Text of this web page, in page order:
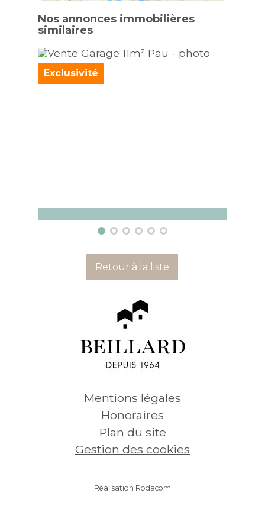
Nos annonces immobilières
similaires
Exclusivité
Garage Pau
Retour à la liste
Mentions légales
Honoraires
Plan du site
Gestion des cookies
Réalisation Rodacom